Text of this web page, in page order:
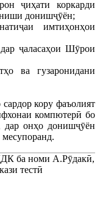
ҷиҳати коркарди
донишҷӯён;
имтиҳонҳои
ҷаласаҳои Шӯрои
ва гузаронидани
кору фаъолият
компютерӣ бо
дар онҳо донишҷӯён
ба номи А.Рӯдакӣ,
тестӣ